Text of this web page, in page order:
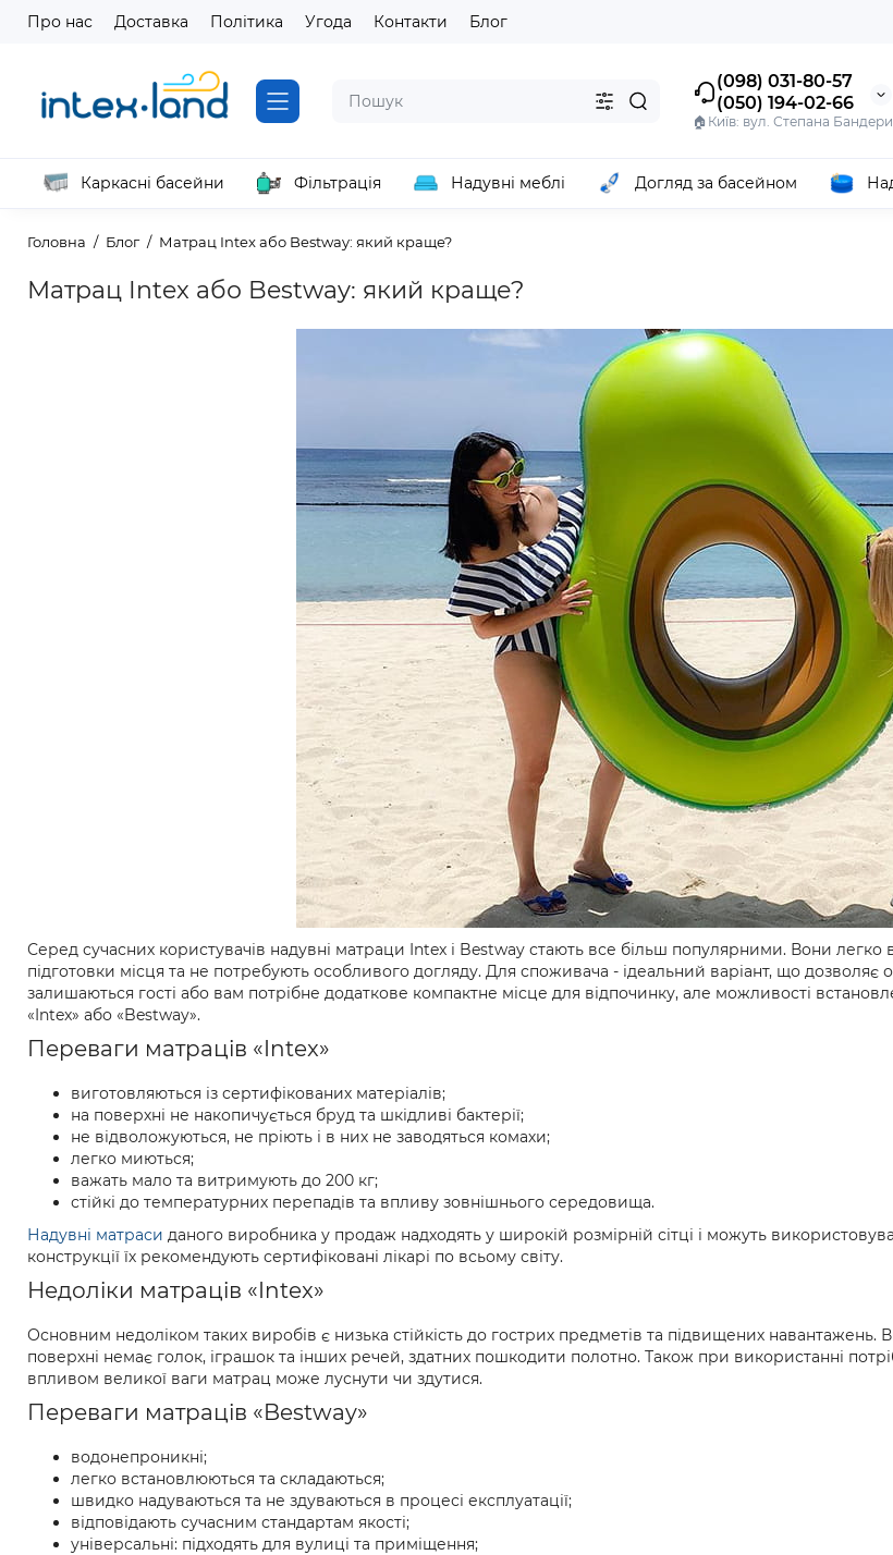
Про нас Доставка Політика Угода Контакти Блог
(098) 031-80-57
(050) 194-02-66
🏠Київ: вул. Степана
Каркасні басейни Фільтрація Надувні меблі Догляд за басейном
Головна Блог Матрац Intex або Bestway: який краще?
Матрац Intex або Bestway: який краще?
Серед сучасних користувачів надувні матраци Intex і Bestway стають все більш популярними. Вони
підготовки місця та не потребують особливого догляду. Для споживача - ідеальний варіант, що дозволяє
залишаються гості або вам потрібне додаткове компактне місце для відпочинку, але можливості
«Intex» або «Bestway».
Переваги матраців «Intex»
виготовляються із сертифікованих матеріалів;
на поверхні не накопичується бруд та шкідливі бактерії;
не відволожуються, не пріють і в них не заводяться комахи;
легко миються;
важать мало та витримують до 200 кг;
стійкі до температурних перепадів та впливу зовнішнього середовища.
Надувні матраси даного виробника у продаж надходять у широкій розмірній сітці і можуть
конструкції їх рекомендують сертифіковані лікарі по всьому світу.
Недоліки матраців «Intex»
Основним недоліком таких виробів є низька стійкість до гострих предметів та підвищених
поверхні немає голок, іграшок та інших речей, здатних пошкодити полотно. Також при використанні
впливом великої ваги матрац може луснути чи здутися.
Переваги матраців «Bestway»
водонепроникні;
легко встановлюються та складаються;
швидко надуваються та не здуваються в процесі експлуатації;
відповідають сучасним стандартам якості;
універсальні: підходять для вулиці та приміщення;